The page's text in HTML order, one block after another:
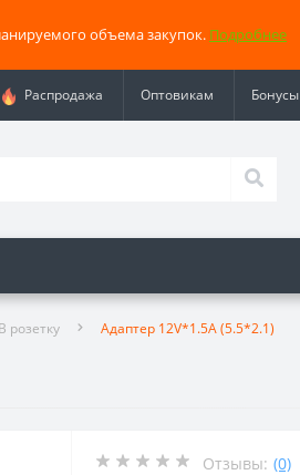
объема закупок. Подробнее
Распродажа Оптовикам Бонусы
В розетку Адаптер 12V*1.5A (5.5*2.1)
Отзывы: (0)